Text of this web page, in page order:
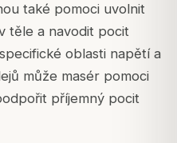
také pomoci uvolnit
těle a navodit pocit
oblasti napětí a
může masér pomoci
příjemný pocit